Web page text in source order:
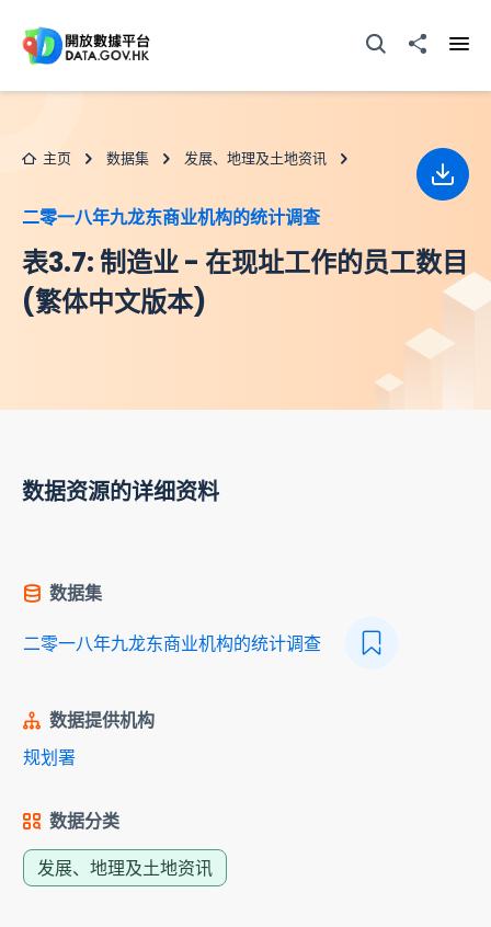
打开搜寻器分享至
主页 数据集 发展、地理及土地资讯
二零一八年九龙东商业机构的统计调查
表3.7: 制造业 - 在现址工作的员工数目
(繁体中文版本)
下载
数据资源的详细资料
数据集
二零一八年九龙东商业机构的统计调查
数据提供机构
规划署
数据分类
发展、地理及土地资讯